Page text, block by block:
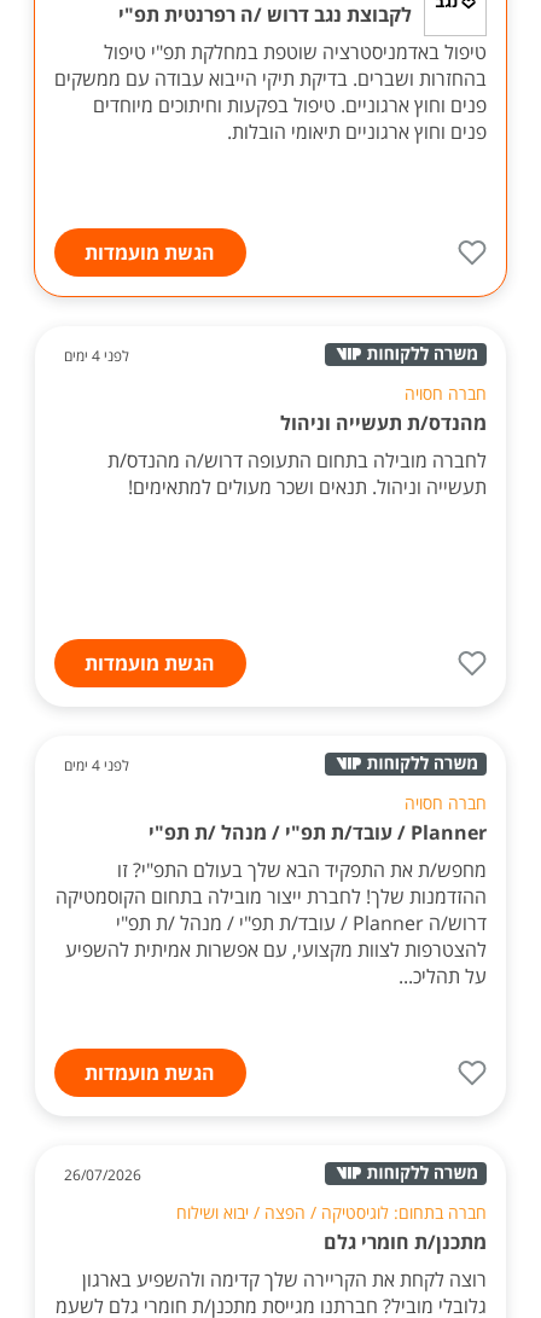
לקבוצת נגב דרוש /ה רפרנטית תפ"י
טיפול באדמניסטרציה שוטפת במחלקת תפ"י טיפול
בהחזרות ושברים. בדיקת תיקי הייבוא עבודה עם ממשקים
פנים וחוץ ארגוניים. טיפול בפקעות וחיתוכים מיוחדים
פנים וחוץ ארגוניים תיאומי הובלות.
הגשת מועמדות
לפני 4 ימים
חברה חסויה
מהנדס/ת תעשייה וניהול
לחברה מובילה בתחום התעופה דרוש/ה מהנדס/ת
תעשייה וניהול. תנאים ושכר מעולים למתאימים!
הגשת מועמדות
לפני 4 ימים
חברה חסויה
Planner / עובד/ת תפ"י / מנהל /ת תפ"י
מחפש/ת את התפקיד הבא שלך בעולם התפ"י? זו
ההזדמנות שלך! לחברת ייצור מובילה בתחום הקוסמטיקה
דרוש/ה Planner / עובד/ת תפ"י / מנהל /ת תפ"י
להצטרפות לצוות מקצועי, עם אפשרות אמיתית להשפיע
על תהליכ...
הגשת מועמדות
26/07/2026
חברה בתחום: לוגיסטיקה / הפצה / יבוא ושילוח
מתכנן/ת חומרי גלם
רוצה לקחת את הקריירה שלך קדימה ולהשפיע בארגון
גלובלי מוביל? חברתנו מגייסת מתכנן/ת חומרי גלם לשעמ